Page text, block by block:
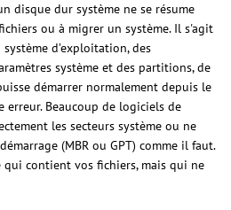
disque dur système ne se résume
ou à migrer un système. Il s'agit
d’exploitation, des
système et des partitions, de
démarrer normalement depuis le
erreur. Beaucoup de logiciels de
les secteurs système ou ne
(MBR ou GPT) comme il faut.
contient vos fichiers, mais qui ne